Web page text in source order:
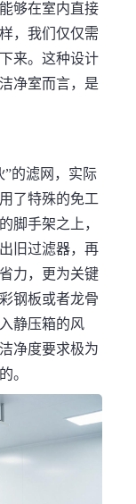
够在室内直接
，我们仅仅需
来。这种设计
净室而言，是
”的滤网，实际
了特殊的免工
脚手架之上，
旧过滤器，再
力，更为关键
钢板或者龙骨
静压箱的风
净度要求极为
。